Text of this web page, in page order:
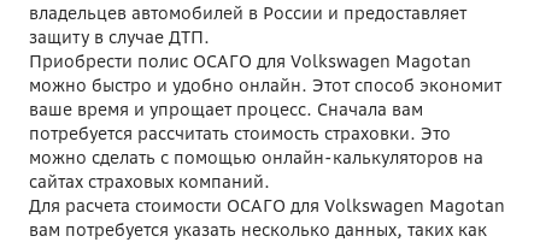
владельцев автомобилей в России и предоставляет
защиту в случае ДТП.
Приобрести полис ОСАГО для Volkswagen Magotan
можно быстро и удобно онлайн. Этот способ экономит
ваше время и упрощает процесс. Сначала вам
потребуется рассчитать стоимость страховки. Это
можно сделать с помощью онлайн-калькуляторов на
сайтах страховых компаний.
Для расчета стоимости ОСАГО для Volkswagen Magotan
вам потребуется указать несколько данных, таких как